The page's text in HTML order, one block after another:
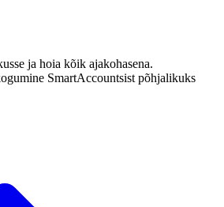
ja hoia kõik ajakohasena.
SmartAccountsist põhjalikuks